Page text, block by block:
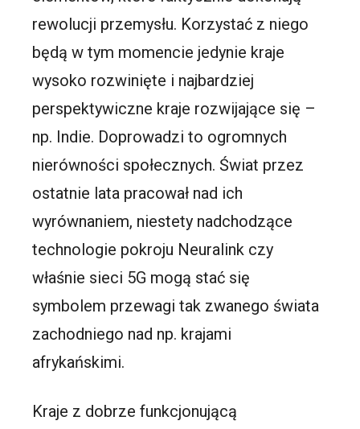
rewolucji przemysłu. Korzystać z niego
będą w tym momencie jedynie kraje
wysoko rozwinięte i najbardziej
perspektywiczne kraje rozwijające się –
np. Indie. Doprowadzi to ogromnych
nierówności społecznych. Świat przez
ostatnie lata pracował nad ich
wyrównaniem, niestety nadchodzące
technologie pokroju Neuralink czy
właśnie sieci 5G mogą stać się
symbolem przewagi tak zwanego świata
zachodniego nad np. krajami
afrykańskimi.
Kraje z dobrze funkcjonującą